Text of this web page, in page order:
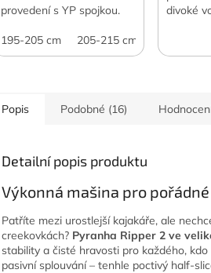
provedení s YP spojkou.
195-205 cm 205-215 cm
divoké
Popis Podobné (16)
Detailní popis produktu
Výkonná mašina pro
Patříte mezi urostlejší kajakáře, ale
creekovkách? Pyranha Ripper 2 ve
stability a čisté hravosti pro každého,
pasivní splouvání – tenhle poctivý half-